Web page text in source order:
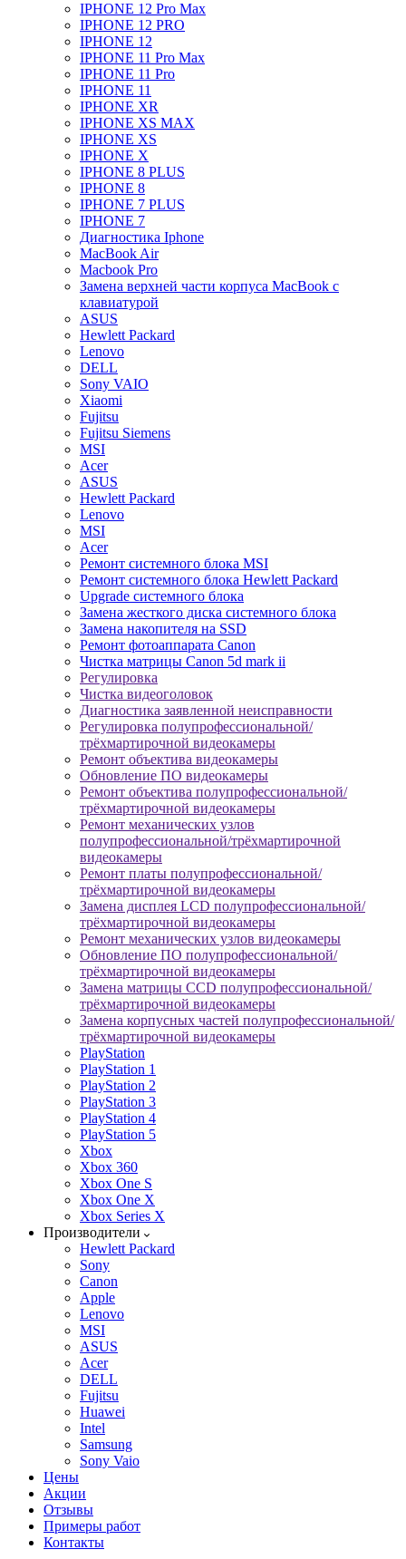
IPHONE 12 Pro Max
IPHONE 12 PRO
IPHONE 12
IPHONE 11 Pro Max
IPHONE 11 Pro
IPHONE 11
IPHONE XR
IPHONE XS MAX
IPHONE XS
IPHONE X
IPHONE 8 PLUS
IPHONE 8
IPHONE 7 PLUS
IPHONE 7
Диагностика Iphone
MacBook Air
Macbook Pro
Замена верхней части корпуса MacBook с
клавиатурой
ASUS
Hewlett Packard
Lenovo
DELL
Sony VAIO
Xiaomi
Fujitsu
Fujitsu Siemens
MSI
Acer
ASUS
Hewlett Packard
Lenovo
MSI
Acer
Ремонт системного блока MSI
Ремонт системного блока Hewlett Packard
Upgrade системного блока
Замена жесткого диска системного блока
Замена накопителя на SSD
Ремонт фотоаппарата Canon
Чистка матрицы Canon 5d mark ii
Регулировка
Чистка видеоголовок
Диагностика заявленной неисправности
Регулировка полупрофессиональной/
трёхмартирочной видеокамеры
Ремонт объектива видеокамеры
Обновление ПО видеокамеры
Ремонт объектива полупрофессиональной/
трёхмартирочной видеокамеры
Ремонт механических узлов
полупрофессиональной/трёхмартирочной
видеокамеры
Ремонт платы полупрофессиональной/
трёхмартирочной видеокамеры
Замена дисплея LCD полупрофессиональной/
трёхмартирочной видеокамеры
Ремонт механических узлов видеокамеры
Обновление ПО полупрофессиональной/
трёхмартирочной видеокамеры
Замена матрицы CCD полупрофессиональной/
трёхмартирочной видеокамеры
Замена корпусных частей полупрофессиональной/
трёхмартирочной видеокамеры
PlayStation
PlayStation 1
PlayStation 2
PlayStation 3
PlayStation 4
PlayStation 5
Xbox
Xbox 360
Xbox One S
Xbox One X
Xbox Series X
Производители
Hewlett Packard
Sony
Canon
Apple
Lenovo
MSI
ASUS
Acer
DELL
Fujitsu
Huawei
Intel
Samsung
Sony Vaio
Цены
Акции
Отзывы
Примеры работ
Контакты